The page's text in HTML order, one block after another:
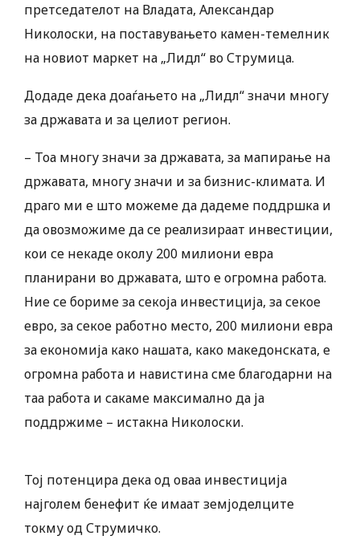
претседателот на Владата, Александар
Николоски, на поставувањето камен-темелник
на новиот маркет на „Лидл“ во Струмица.
Додаде дека доаѓањето на „Лидл“ значи многу
за државата и за целиот регион.
– Тоа многу значи за државата, за мапирање на
државата, многу значи и за бизнис-климата. И
драго ми е што можеме да дадеме поддршка и
да овозможиме да се реализираат инвестиции,
кои се некаде околу 200 милиони евра
планирани во државата, што е огромна работа.
Ние се бориме за секоја инвестиција, за секое
евро, за секое работно место, 200 милиони евра
за економија како нашата, како македонската, е
огромна работа и навистина сме благодарни на
таа работа и сакаме максимално да ја
поддржиме – истакна Николоски.
Тој потенцира дека од оваа инвестиција
најголем бенефит ќе имаат земјоделците
токму од Струмичко.